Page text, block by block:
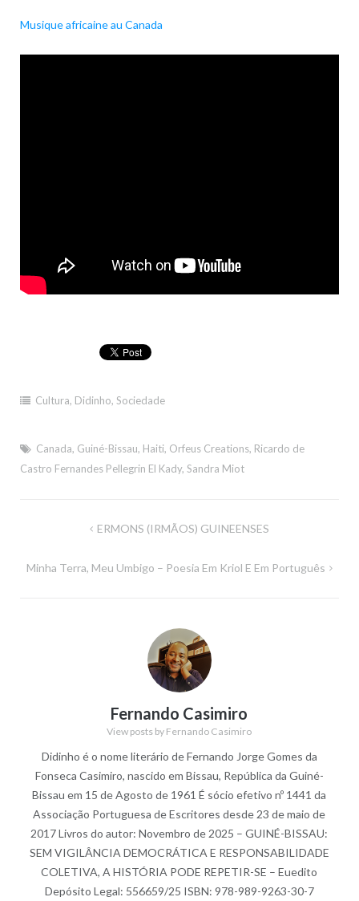
Musique africaine au Canada
Cultura, Didinho, Sociedade
Canada, Guiné-Bissau, Haiti, Orfeus Creations, Ricardo de
Castro Fernandes Pellegrin El Kady, Sandra Miot
Navegação
artigos
ERMONS (IRMÃOS) GUINEENSES
Minha Terra, Meu Umbigo – Poesia Em Kriol E Em Português
Fernando Casimiro
View posts by Fernando Casimiro
Didinho é o nome literário de Fernando Jorge Gomes da
Fonseca Casimiro, nascido em Bissau, República da Guiné-
Bissau em 15 de Agosto de 1961 É sócio efetivo nº 1441 da
Associação Portuguesa de Escritores desde 23 de maio de
2017 Livros do autor: Novembro de 2025 – GUINÉ-BISSAU:
SEM VIGILÂNCIA DEMOCRÁTICA E RESPONSABILIDADE
COLETIVA, A HISTÓRIA PODE REPETIR-SE – Euedito
Depósito Legal: 556659/25 ISBN: 978-989-9263-30-7